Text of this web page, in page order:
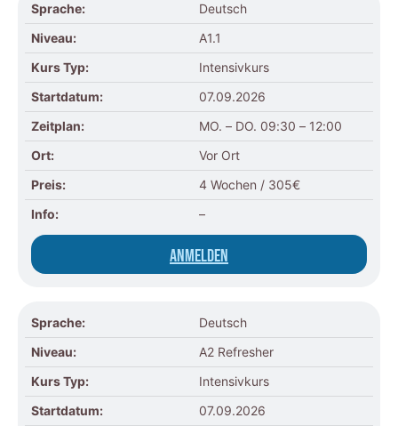
Sprache:
Deutsch
Niveau:
A1.1
Kurs Typ:
Intensivkurs
Startdatum:
07.09.2026
Zeitplan:
MO. – DO. 09:30 – 12:00
Ort:
Vor Ort
Preis:
4 Wochen / 305€
Info:
–
Anmelden
Sprache:
Deutsch
Niveau:
A2 Refresher
Kurs Typ:
Intensivkurs
Startdatum:
07.09.2026